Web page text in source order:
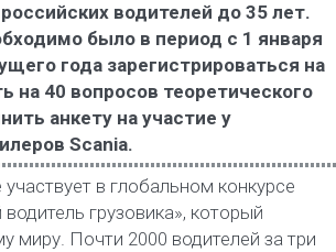
водителей до 35 лет.
было в период с 1 января
года зарегистрироваться на
на 40 вопросов теоретического
анкету на участие у
Scania.
в глобальном конкурсе
грузовика», который
миру. Почти 2000 водителей за три